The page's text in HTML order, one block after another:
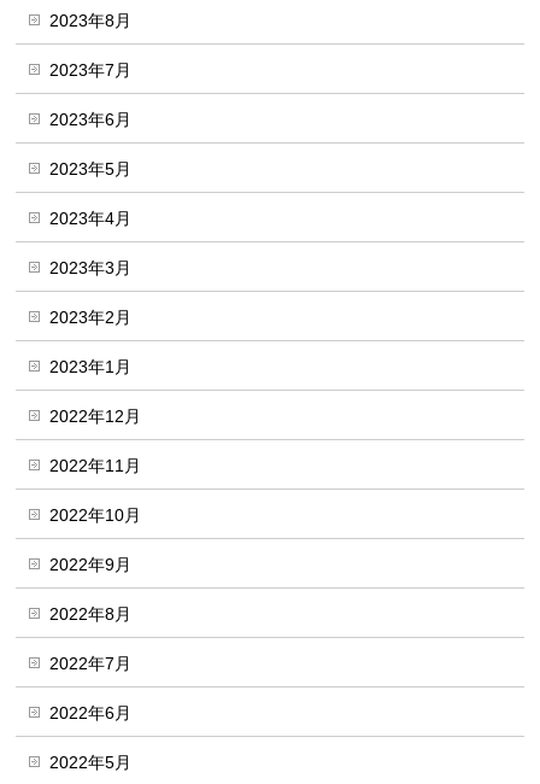
2023年8月
2023年7月
2023年6月
2023年5月
2023年4月
2023年3月
2023年2月
2023年1月
2022年12月
2022年11月
2022年10月
2022年9月
2022年8月
2022年7月
2022年6月
2022年5月